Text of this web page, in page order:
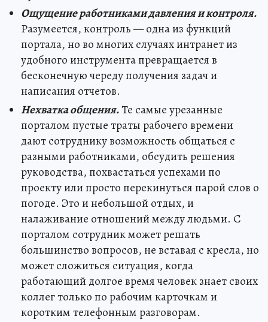
Ощущение работниками давления и контроля.
Разумеется, контроль — одна из функций
портала, но во многих случаях интранет из
удобного инструмента превращается в
бесконечную череду получения задач и
написания отчетов.
Нехватка общения.Те самые урезанные
порталом пустые траты рабочего времени
дают сотруднику возможность общаться с
разными работниками, обсудить решения
руководства, похвастаться успехами по
проекту или просто перекинуться парой слов о
погоде. Это и небольшой отдых, и
налаживание отношений между людьми. С
порталом сотрудник может решать
большинство вопросов, не вставая с кресла, но
может сложиться ситуация, когда
работающий долгое время человек знает своих
коллег только по рабочим карточкам и
коротким телефонным разговорам.